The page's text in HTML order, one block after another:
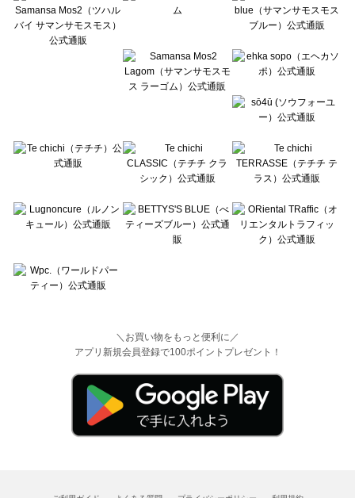
BETTY'S BLUE（べティーズブルー）のシャツ・ブラウス一覧
Wpc.（ワールドパーティー）のシャツ・ブラウス一覧
＼お買い物をもっと便利に／
アプリ新規会員登録で100ポイントプレゼント！